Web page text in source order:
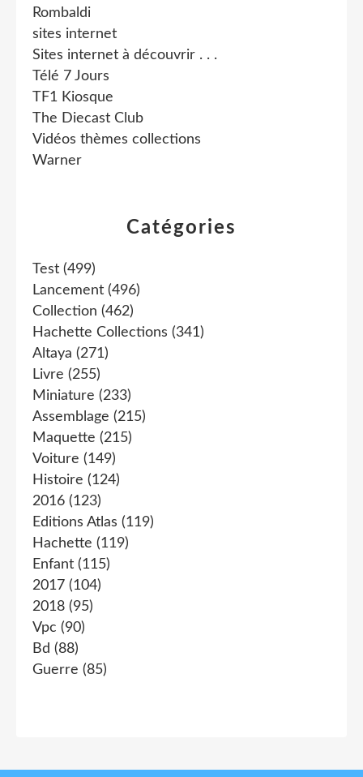
Catégories
Test (499)
Lancement (496)
Collection (462)
Hachette Collections (341)
Altaya (271)
Livre (255)
Miniature (233)
Assemblage (215)
Maquette (215)
Voiture (149)
Histoire (124)
2016 (123)
Editions Atlas (119)
Hachette (119)
Enfant (115)
2017 (104)
2018 (95)
Vpc (90)
Bd (88)
Guerre (85)
Rombaldi
sites internet
Sites internet à découvrir . . .
Télé 7 Jours
TF1 Kiosque
The Diecast Club
Vidéos thèmes collections
Warner